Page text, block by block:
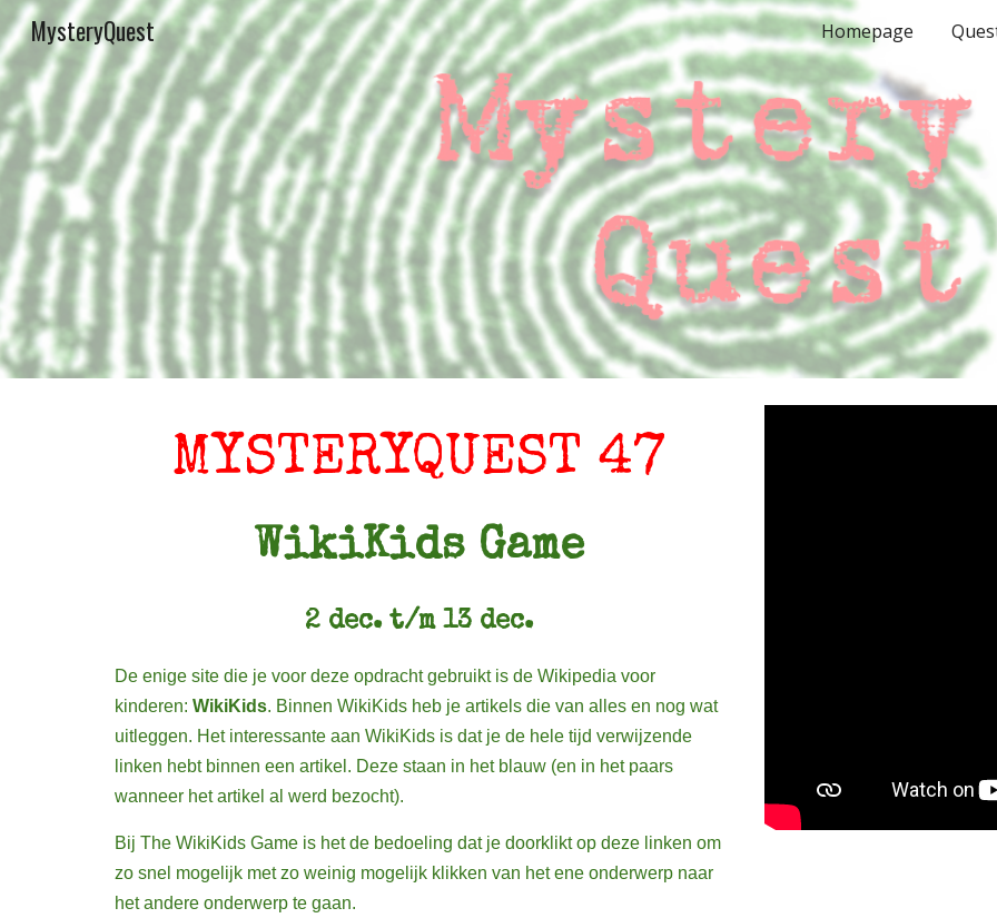
Skip to main content Skip to
MysteryQuest Homepage
MYSTERYQUEST 47
WikiKids Game
2 dec. t/m 13 dec.
De enige site die je voor deze opdracht gebruikt is de Wikipedia voor
kinderen: WikiKids. Binnen WikiKids heb je artikels die van alles en nog wat
uitleggen. Het interessante aan WikiKids is dat je de hele tijd verwijzende
linken hebt binnen een artikel. Deze staan in het blauw (en in het paars
wanneer het artikel al werd bezocht).
Bij The WikiKids Game is het de bedoeling dat je doorklikt op deze linken om
zo snel mogelijk met zo weinig mogelijk klikken van het ene onderwerp naar
het andere onderwerp te gaan.